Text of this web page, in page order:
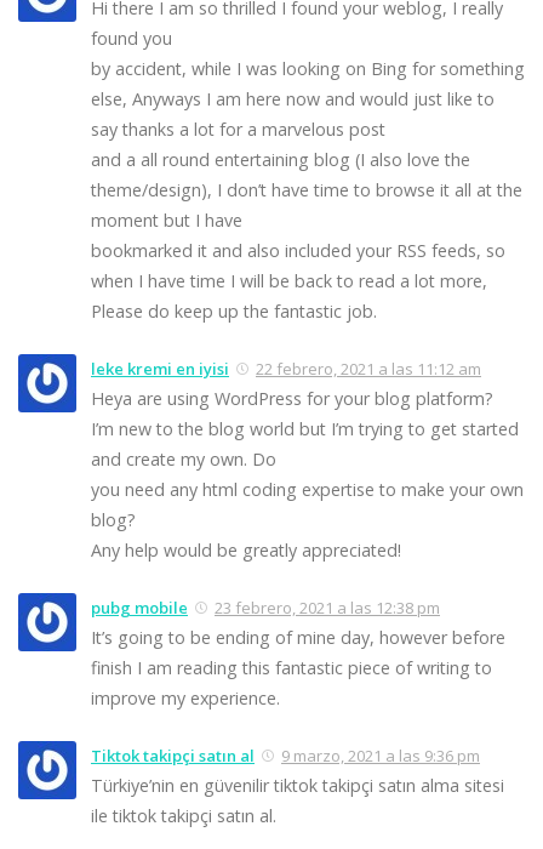
Hi there I am so thrilled I found your weblog, I really
found you
by accident, while I was looking on Bing for something
else, Anyways I am here now and would just like to
say thanks a lot for a marvelous post
and a all round entertaining blog (I also love the
theme/design), I don’t have time to browse it all at the
moment but I have
bookmarked it and also included your RSS feeds, so
when I have time I will be back to read a lot more,
Please do keep up the fantastic job.
leke kremi en iyisi 22 febrero, 2021 a las 11:12 am
Heya are using WordPress for your blog platform?
I’m new to the blog world but I’m trying to get started
and create my own. Do
you need any html coding expertise to make your own
blog?
Any help would be greatly appreciated!
pubg mobile 23 febrero, 2021 a las 12:38 pm
It’s going to be ending of mine day, however before
finish I am reading this fantastic piece of writing to
improve my experience.
Tiktok takipçi satın al 9 marzo, 2021 a las 9:36 pm
Türkiye’nin en güvenilir tiktok takipçi satın alma sitesi
ile tiktok takipçi satın al.